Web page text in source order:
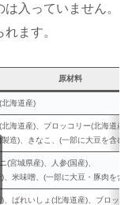
入っていません。
ます。
原材料
海道産)
海道産)、ブロッコリー(北海道産)
造)、きなこ、(一部に大豆を含む)
(宮城県産)、人参(国産)、
)、米味噌、(一部に大豆・豚肉を含
、ばれいしょ(北海道産)、ブロッコ